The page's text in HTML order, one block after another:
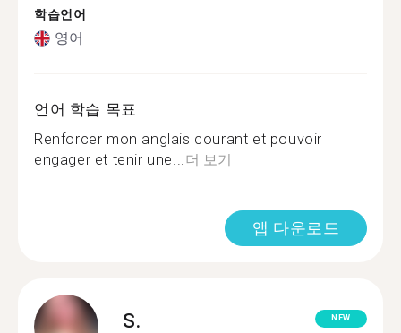
학습언어
영어
언어 학습 목표
Renforcer mon anglais courant et pouvoir
engager et tenir une...더 보기
앱 다운로드
S. NEW